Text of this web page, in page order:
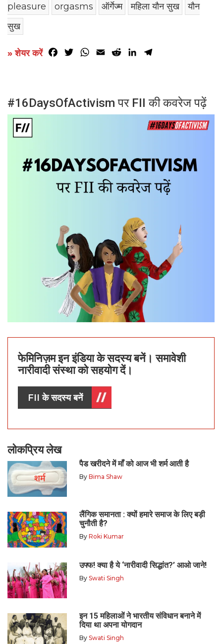
pleasure
orgasms ऑर्गेज्म महिला यौन सुख
यौन
सुख
» शेयर करें Facebook
TwitterWhatsApp
Email RedditLinkedIn
#16DaysOfActivism पर FII की कवरेज पढ़ें
फेमिनिज़म इन इंडिया के सदस्य बनें। समावेशी
नारीवादी संस्था को सहयोग दें।
FII के सदस्य बनें
लोकप्रिय लेख
पैड खरीदने में माँ को आज भी शर्म आती है
By Bima Shaw
लैंगिक समानता : क्यों हमारे समाज के लिए बड़ी
चुनौती है?
By Roki Kumar
उफ्फ! क्या है ये ‘नारीवादी सिद्धांत?’ आओ जाने!
By Swati Singh
इन 15 महिलाओं ने भारतीय संविधान बनाने में
दिया था अपना योगदान
By Swati Singh